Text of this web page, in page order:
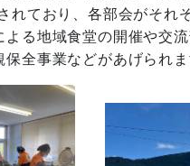
れており、各部会がそ
る地域食堂の開催や交
全事業などがあげられま